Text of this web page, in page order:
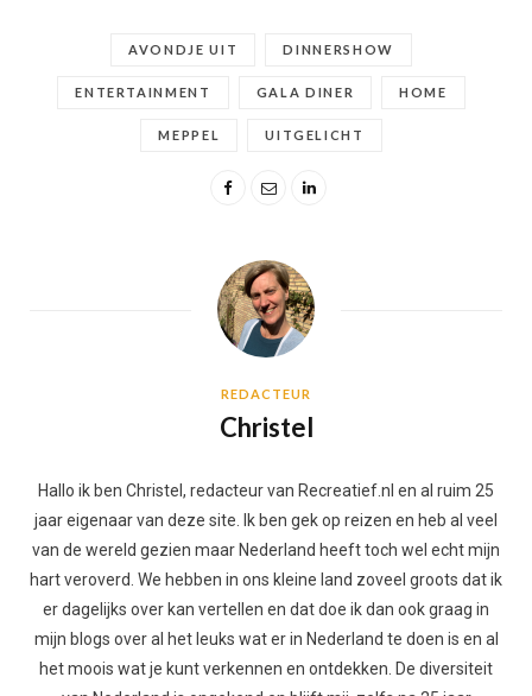
AVONDJE UIT DINNERSHOW
ENTERTAINMENT GALA DINER HOME
MEPPEL UITGELICHT
REDACTEUR
Christel
Hallo ik ben Christel, redacteur van Recreatief.nl en al ruim 25
jaar eigenaar van deze site. Ik ben gek op reizen en heb al veel
van de wereld gezien maar Nederland heeft toch wel echt mijn
hart veroverd. We hebben in ons kleine land zoveel groots dat ik
er dagelijks over kan vertellen en dat doe ik dan ook graag in
mijn blogs over al het leuks wat er in Nederland te doen is en al
het moois wat je kunt verkennen en ontdekken. De diversiteit